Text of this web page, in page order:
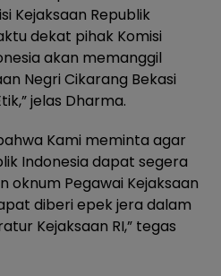
Kejaksaan Republik
dekat pihak Komisi
akan memanggil
Negri Cikarang Bekasi
jelas Dharma.
Kami meminta agar
Indonesia dapat segera
oknum Pegawai Kejaksaan
diberi epek jera dalam
Kejaksaan RI,” tegas